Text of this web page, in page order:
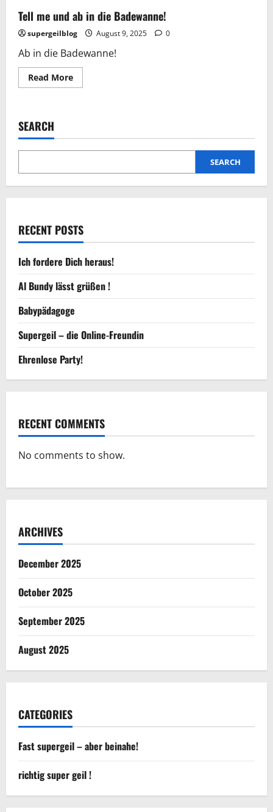
Tell me und ab in die Badewanne!
supergeilblog August 9, 2025 0
Ab in die Badewanne!
Read MoreRead
more
in
Badewanne!
SEARCH
SEARCH
RECENT POSTS
Ich fordere Dich heraus!
Al Bundy lässt grüßen !
Babypädagoge
Supergeil – die Online-Freundin
Ehrenlose Party!
RECENT COMMENTS
No comments to show.
ARCHIVES
December 2025
October 2025
September 2025
August 2025
CATEGORIES
Fast supergeil – aber beinahe!
richtig super geil !